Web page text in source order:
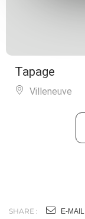
Tapage
Villeneuve
SHARE : E-MAIL